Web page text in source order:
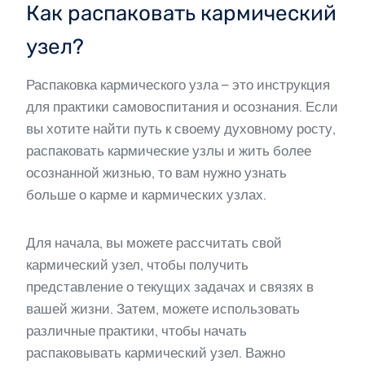
Как распаковать кармический
узел?
Распаковка кармического узла – это инструкция
для практики самовоспитания и осознания. Если
вы хотите найти путь к своему духовному росту,
распаковать кармические узлы и жить более
осознанной жизнью, то вам нужно узнать
больше о карме и кармических узлах.
Для начала, вы можете рассчитать свой
кармический узел, чтобы получить
представление о текущих задачах и связях в
вашей жизни. Затем, можете использовать
различные практики, чтобы начать
распаковывать кармический узел. Важно